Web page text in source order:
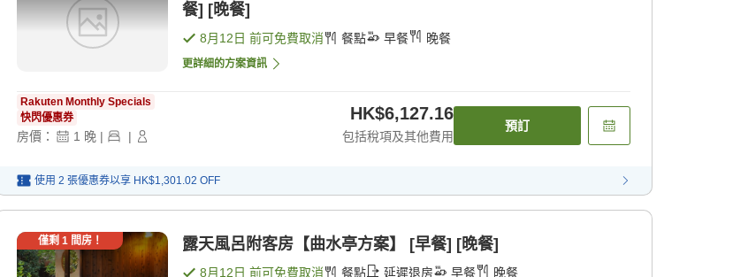
餐] [晚餐]
8月12日 前可免費取消 餐點 早餐 晚餐
更詳細的方案資訊
Rakuten Monthly Specials
快閃優惠券
房價： 1 晚 | |
HK$6,127.16
包括稅項及其他費用
預訂
使用 2 張優惠券以享 HK$1,301.02 OFF
僅剩 1間房！ 露天風呂附客房【曲水亭方案】 [早餐] [晚餐]
8月12日 前可免費取消 餐點 延遲退房 早餐 晚餐